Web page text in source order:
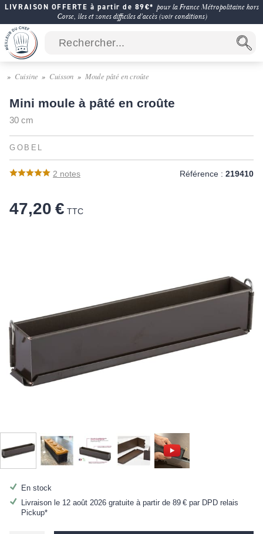
LIVRAISON OFFERTE à partir de 89€* pour la France Métropolitaine hors
Corse, îles et zones difficiles d'accès (voir conditions)
Cuisine Cuisson Moule pâté en croûte
Mini moule à pâté en croûte
30 cm
GOBEL
2 notes Référence : 219410
47,20 € TTC
En stock
Livraison le 12 août 2026 gratuite à partir de 89 €par DPD relais
Pickup*